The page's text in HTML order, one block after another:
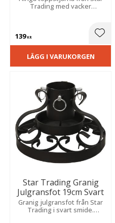
Trading med vacker
139KR
LÄGG I VARUKORGEN
Star Trading Granig
Julgransfot 19cm Svart
Granig julgransfot från Star
Trading i svart smide.